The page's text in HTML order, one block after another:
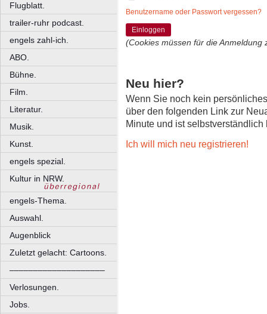
Flugblatt.
trailer-ruhr podcast.
engels zahl-ich.
ABO.
Bühne.
Film.
Literatur.
Musik.
Kunst.
engels spezial.
Kultur in NRW.
engels-Thema.
Auswahl.
Augenblick
Zuletzt gelacht: Cartoons.
––––––––––––––––––––
Verlosungen.
Jobs.
Benutzername oder Passwort vergessen?
Einloggen
(Cookies müssen für die Anmeldung
Neu hier?
Wenn Sie noch kein
über den folgenden Link zur
Minute und ist selbstverständlich
Ich will mich neu registrieren!